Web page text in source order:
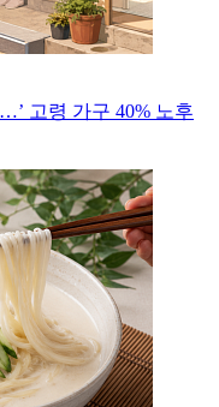
고령 가구 40% 노후